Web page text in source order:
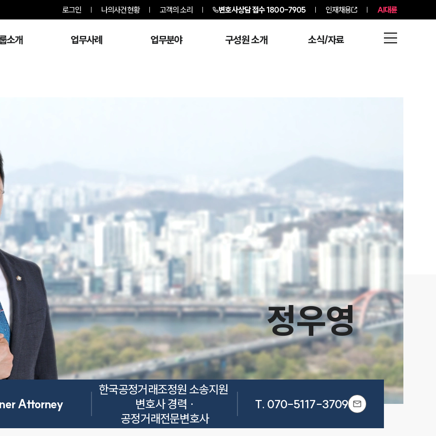
로그인 나의사건현황 고객의 소리 변호사상담 접수1800-7905 인재채용 AI대륜
소개 업무사례 업무분야 구성원 소개 소식/자료
정우영
Attorney
한국공정거래조정원 소송지원
변호사 경력 ·
공정거래전문변호사
T. 070-5117-3709